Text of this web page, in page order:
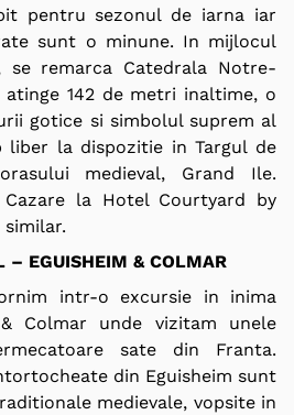
pentru sezonul de iarna iar
sunt o minune. In mijlocul
se remarca Catedrala Notre-
142 de metri inaltime, o
gotice si simbolul suprem al
liber la dispozitie in Targul de
medieval, Grand Ile.
la Hotel Courtyard by
EGUISHEIM & COLMAR
intr-o excursie in inima
Colmar unde vizitam unele
sate din Franta.
din Eguisheim sunt
medievale, vopsite in